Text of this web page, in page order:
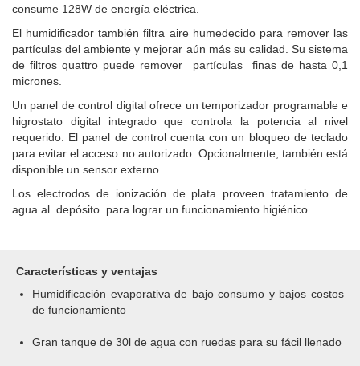
consume 128W de energía eléctrica.
El humidificador también filtra aire humedecido para remover las
partículas del ambiente y mejorar aún más su calidad. Su sistema
de filtros quattro puede remover partículas finas de hasta 0,1
micrones.
Un panel de control digital ofrece un temporizador programable e
higrostato digital integrado que controla la potencia al nivel
requerido. El panel de control cuenta con un bloqueo de teclado
para evitar el acceso no autorizado. Opcionalmente, también está
disponible un sensor externo.
Los electrodos de ionización de plata proveen tratamiento de
agua al depósito para lograr un funcionamiento higiénico.
Características y ventajas
Humidificación evaporativa de bajo consumo y bajos costos
de funcionamiento
Gran tanque de 30l de agua con ruedas para su fácil llenado